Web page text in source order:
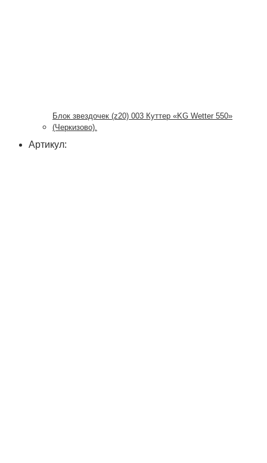
Блок звездочек (z20) 003 Куттер «KG Wetter 550»
(Черкизово).
Артикул: